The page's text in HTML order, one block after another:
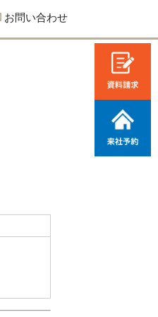
お問い合わせ